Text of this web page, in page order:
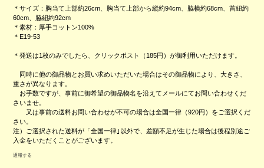
＊サイズ：胸当て上部約26cm、胸当て上部から縦約94cm、脇横約68cm、首紐約
60cm、脇紐約92cm
＊素材：厚手コットン100%
＊E19-53
＊発送は1枚のみでしたら、クリックポスト（185円）が御利用いただけます。
同時に他の御品物とお買い求めいただいた場合はその御品物により、大きさ、
重さが異なります。
お手数ですが、事前に御希望の御品物名を沿えてメールにてお問い合わせくだ
さいませ。
又は事前の送料お問い合わせが不可の場合は全国一律（920円）をご選択くだ
さい。
注）ご選択された送料が「全国一律｣以外で、差額不足が生じた場合は後程別途ご
入金をいただくことがございます。
通報する